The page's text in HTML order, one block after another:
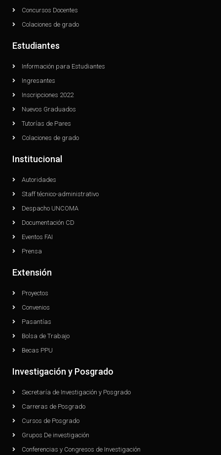
Concursos Docentes
Colaciones de grado
Estudiantes
Información para Estudiantes
Ingresantes
Inscripciones 2022
Nuevos Graduados
Tutorías de Pares
Colaciones de grado
Institucional
Autoridades
Staff técnico-administrativo
Despacho UNCOMA
Documentación CD
Eventos FAI
Prensa
Extensión
Proyectos
Convenios
Pasantías
Bolsa de Trabajo
Becas PPU
Investigación y Posgrado
Secretaría de Investigación y Posgrado
Carreras de Posgrado
Cursos de Posgrado
Grupos De investigación
Conferencias y Congresos de Investigación